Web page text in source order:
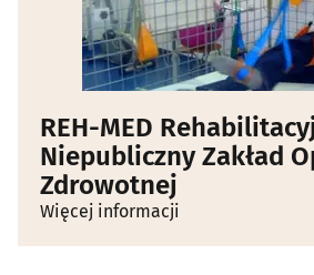
REH-MED
Niepubliczny Zakład
Zdrowotnej
Więcej informacji